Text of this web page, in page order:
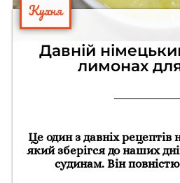
Кухня
Давній
лимонах
Це один з давніх рецептів
який зберігся до наших
судинам. Він